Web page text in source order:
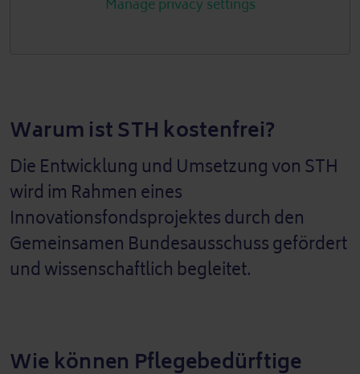
Manage privacy settings
Warum ist STH kostenfrei?
Die Entwicklung und Umsetzung von STH
wird im Rahmen eines
Innovationsfondsprojektes durch den
Gemeinsamen Bundesausschuss gefördert
und wissenschaftlich begleitet.
Wie können Pflegebedürftige